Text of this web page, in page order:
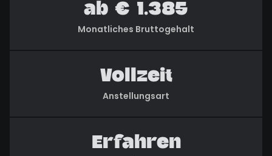
ab € 1.385
Monatliches Bruttogehalt
Vollzeit
Anstellungsart
Erfahren